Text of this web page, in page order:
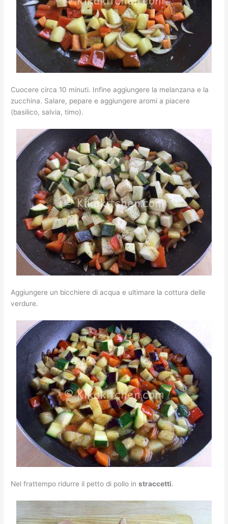
Cuocere circa 10 minuti. Infine aggiungere la melanzana e la
zucchina. Salare, pepare e aggiungere aromi a piacere
(basilico, salvia, timo).
Aggiungere un bicchiere di acqua e ultimare la cottura delle
verdure.
Nel frattempo ridurre il petto di pollo instraccetti.